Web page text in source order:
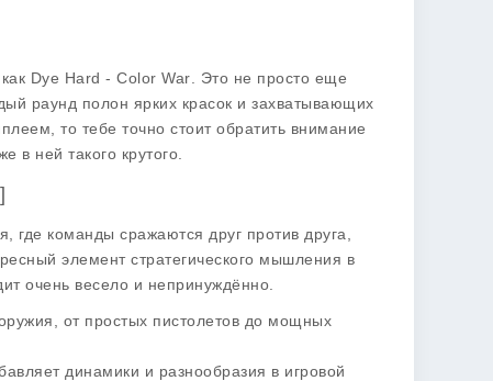
Dye Hard - Color War . Это не просто еще
раунд полон ярких красок и захватывающих
то тебе точно стоит обратить внимание
в ней такого крутого.
команды сражаются друг против друга,
элемент стратегического мышления в
очень весело и непринуждённо.
от простых пистолетов до мощных
динамики и разнообразия в игровой